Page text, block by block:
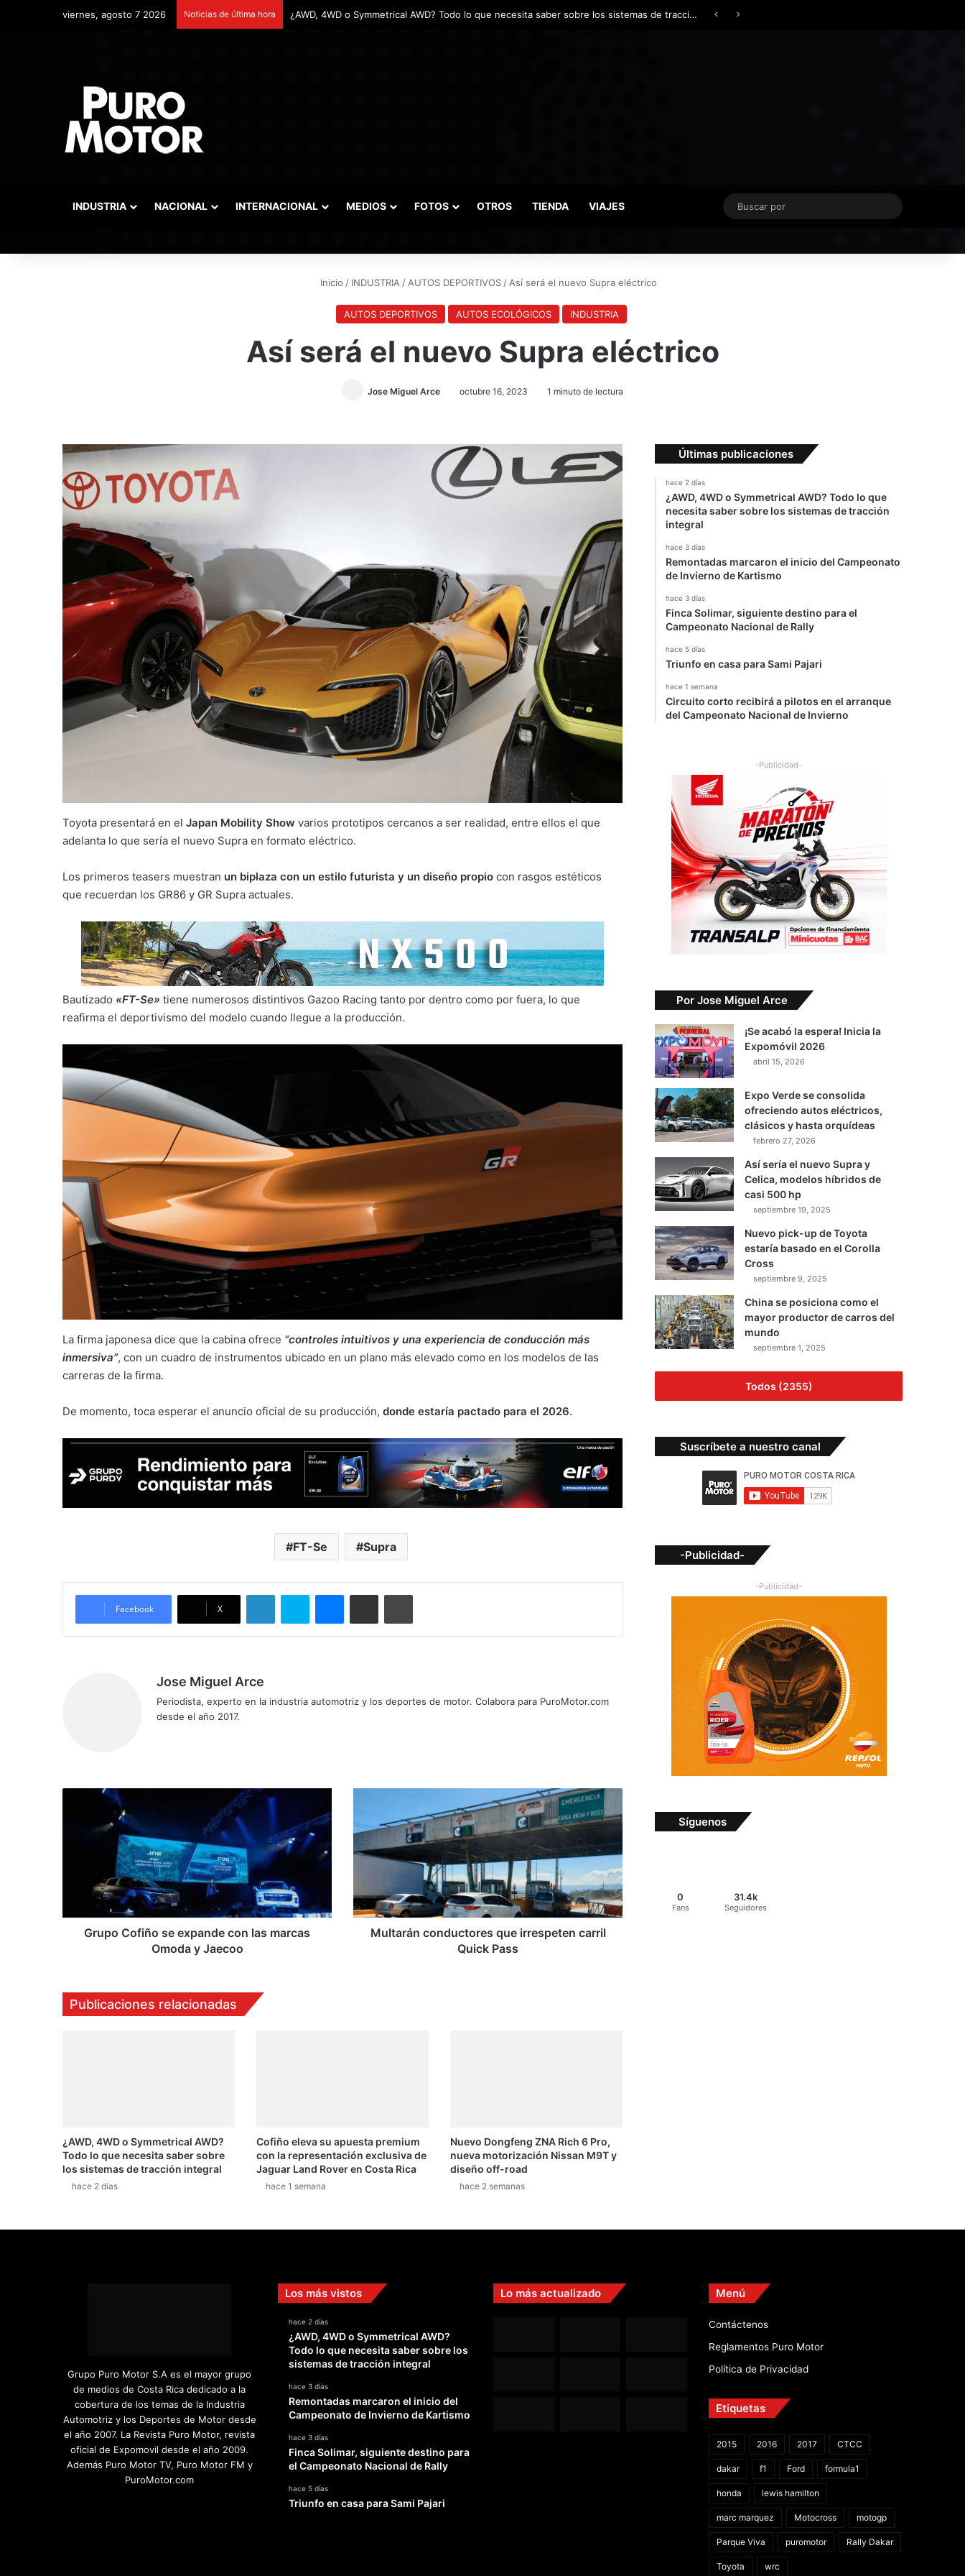
viernes, agosto 7 2026 Noticias de última hora Remontadas marcaron el inicio del Campeonato de Invierno de Kartismo
INDUSTRIA NACIONAL INTERNACIONAL MEDIOS FOTOS OTROS TIENDA VIAJES
Buscar
Inicio / INDUSTRIA / AUTOS DEPORTIVOS / Así será el nuevo Supra eléctrico
AUTOS DEPORTIVOS AUTOS ECOLÓGICOS INDUSTRIA
Así será el nuevo Supra eléctrico
Jose Miguel Arce octubre 16, 2023 1 minuto de lectura
Toyota presentará en el Japan Mobility Show varios prototipos cercanos a ser realidad, entre ellos el que
adelanta lo que sería el nuevo Supra en formato eléctrico.
Los primeros teasers muestran un biplaza con un estilo futurista y un diseño propio con rasgos estéticos
que recuerdan los GR86 y GR Supra actuales.
Bautizado «FT-Se» tiene numerosos distintivos Gazoo Racing tanto por dentro como por fuera, lo que
reafirma el deportivismo del modelo cuando llegue a la producción.
La firma japonesa dice que la cabina ofrece “controles intuitivos y una experiencia de conducción más
inmersiva”, con un cuadro de instrumentos ubicado en un plano más elevado como en los modelos de las
carreras de la firma.
De momento, toca esperar el anuncio oficial de su producción, donde estaría pactado para el 2026.
FT-Se Supra
Facebook X
LinkedInSkype MessengerCompartir por correo electrónicoImprimir
Jose Miguel Arce
Periodista, experto en la industria automotriz y los deportes de motor. Colabora para PuroMotor.com
desde el año 2017.
y
JaecooGrupo Cofiño se expande con las marcas
Omoda y Jaecoo
que
carril
Multarán conductores que irrespeten carril
Quick Pass
Publicaciones relacionadas
¿AWD, 4WD o Symmetrical AWD?
Todo lo que necesita saber sobre
los sistemas de tracción integral
hace 2 días
Cofiño eleva su apuesta premium
con la representación exclusiva de
Jaguar Land Rover en Costa Rica
hace 1 semana
Nuevo Dongfeng ZNA Rich 6 Pro,
nueva motorización Nissan M9T y
diseño off-road
hace 2 semanas
Últimas publicaciones
hace 2 días
¿AWD, 4WD o Symmetrical AWD? Todo lo que
necesita saber sobre los sistemas de tracción
integral
hace 3 días
Remontadas marcaron el inicio del Campeonato
de Invierno de Kartismo
hace 3 días
Finca Solimar, siguiente destino para el
Campeonato Nacional de Rally
hace 5 días
Triunfo en casa para Sami Pajari
hace 1 semana
Circuito corto recibirá a pilotos en el arranque
del Campeonato Nacional de Invierno
-Publicidad-
Por Jose Miguel Arce
¡Se acabó la espera! Inicia la
Expomóvil 2026
abril 15, 2026
Expo Verde se consolida
ofreciendo autos eléctricos,
clásicos y hasta orquídeas
febrero 27, 2026
Así sería el nuevo Supra y
Celica, modelos híbridos de
casi 500 hp
septiembre 19, 2025
Nuevo pick-up de Toyota
estaría basado en el Corolla
Cross
septiembre 9, 2025
China se posiciona como el
mayor productor de carros del
mundo
septiembre 1, 2025
Todos (2355)
Suscríbete a nuestro canal
-Publicidad-
-Publicidad-
Síguenos
0
Fans
31.4k
Seguidores
Grupo Puro Motor S.A es el mayor grupo
de medios de Costa Rica dedicado a la
cobertura de los temas de la Industria
Automotriz y los Deportes de Motor desde
el año 2007. La Revista Puro Motor, revista
oficial de Expomovil desde el año 2009.
Además Puro Motor TV, Puro Motor FM y
PuroMotor.com
Los más vistos
hace 2 días
¿AWD, 4WD o Symmetrical AWD?
Todo lo que necesita saber sobre los
sistemas de tracción integral
hace 3 días
Remontadas marcaron el inicio del
Campeonato de Invierno de Kartismo
hace 3 días
Finca Solimar, siguiente destino para
el Campeonato Nacional de Rally
hace 5 días
Triunfo en casa para Sami Pajari
Lo más actualizado Menú
Contáctenos
Reglamentos Puro Motor
Política de Privacidad
Etiquetas
2015 2016 2017 CTCC
dakar f1 Ford formula1
honda lewis hamilton
marc marquez Motocross motogp
Parque Viva puromotor Rally Dakar
Toyota wrc